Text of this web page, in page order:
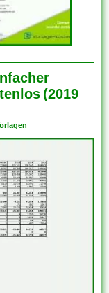
(2019